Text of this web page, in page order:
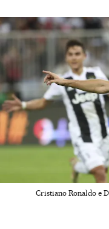
Cristiano Ronaldo e